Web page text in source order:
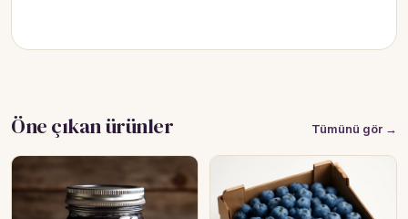
Öne çıkan ürünler Tümünü gör →